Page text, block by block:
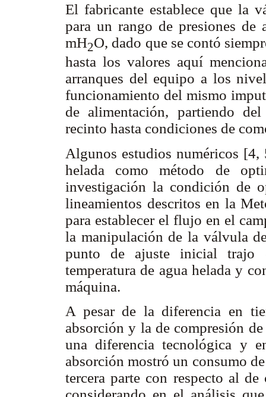
El fabricante establece que la
para un rango de presiones
mH2O, dado que se contó
hasta los valores aquí
arranques del equipo a los
funcionamiento del mismo
de alimentación, partiendo
recinto hasta condiciones de
Algunos estudios numéricos
helada como método de
investigación la condición de
lineamientos descritos en la
para establecer el flujo en el
la manipulación de la válvula
punto de ajuste inicial trajo
temperatura de agua helada y
máquina.
A pesar de la diferencia en
absorción y la de compresión
una diferencia tecnológica y
absorción mostró un consumo
tercera parte con respecto al